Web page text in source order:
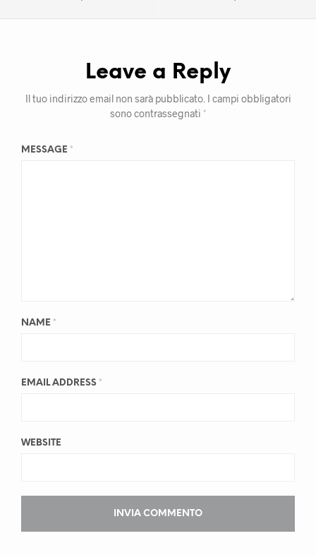
Leave a Reply
Il tuo indirizzo email non sarà pubblicato. I campi obbligatori
sono contrassegnati *
MESSAGE *
NAME *
EMAIL ADDRESS *
WEBSITE